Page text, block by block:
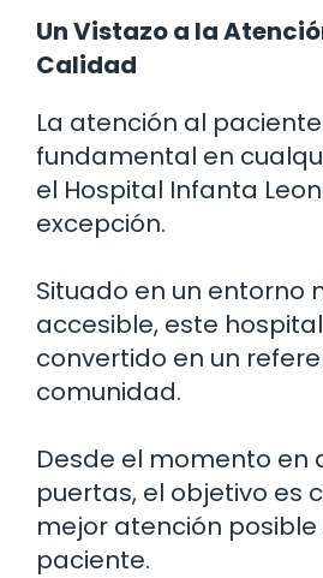
Un Vistazo a la
Calidad
La atención al
fundamental en
el Hospital Infanta
excepción.
Situado en un entorno
accesible, este
convertido en un
comunidad.
Desde el momento en
puertas, el objetivo es
mejor atención
paciente.